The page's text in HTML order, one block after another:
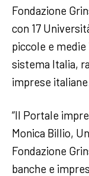
Fondazione
con 17
piccole e medie
sistema Italia,
imprese italiane.
“Il Portale
Monica Billio,
Fondazione
banche e